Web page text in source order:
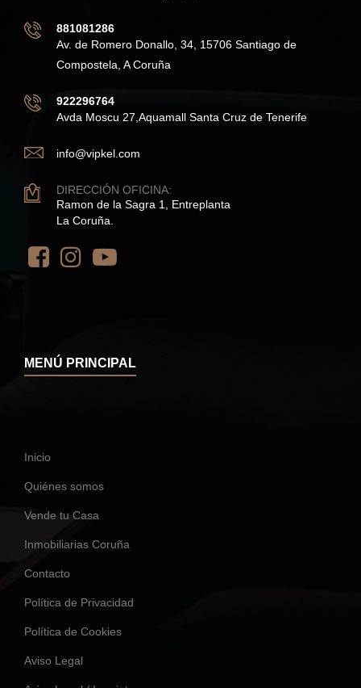
881081286
Av. de Romero Donallo, 34, 15706 Santiago de
Compostela, A Coruña
922296764
Avda Moscu 27,Aquamall Santa Cruz de Tenerife
info@vipkel.com
DIRECCIÓN OFICINA:
Ramon de la Sagra 1, Entreplanta
La Coruña.
MENÚ PRINCIPAL
Inicio
Quiénes somos
Vende tu Casa
Inmobiliarias Coruña
Contacto
Política de Privacidad
Política de Cookies
Aviso Legal